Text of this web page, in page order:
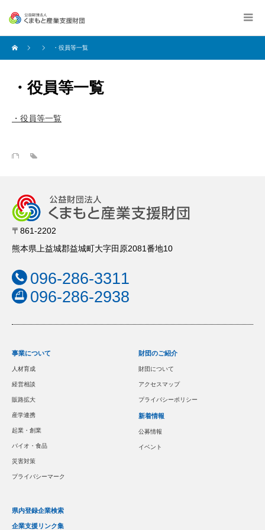
・役員等一覧
・役員等一覧
・役員等一覧
〒861-2202
熊本県上益城郡益城町大字田原2081番地10
096-286-3311
096-286-2938
事業について
人材育成
経営相談
販路拡大
産学連携
起業・創業
バイオ・食品
災害対策
プライバシーマーク
財団のご紹介
財団について
アクセスマップ
プライバシーポリシー
新着情報
公募情報
イベント
県内登録企業検索
企業支援リンク集